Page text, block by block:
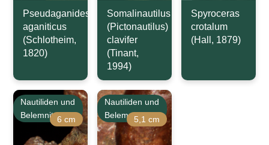
Pseudaganides
aganiticus
(Schlotheim,
1820)
Somalinautilus
(Pictonautilus)
clavifer
(Tinant,
1994)
Spyroceras
crotalum
(Hall, 1879)
Nautiliden und
Belemniten6 cm
Nautiliden und
Belemniten5,1 cm